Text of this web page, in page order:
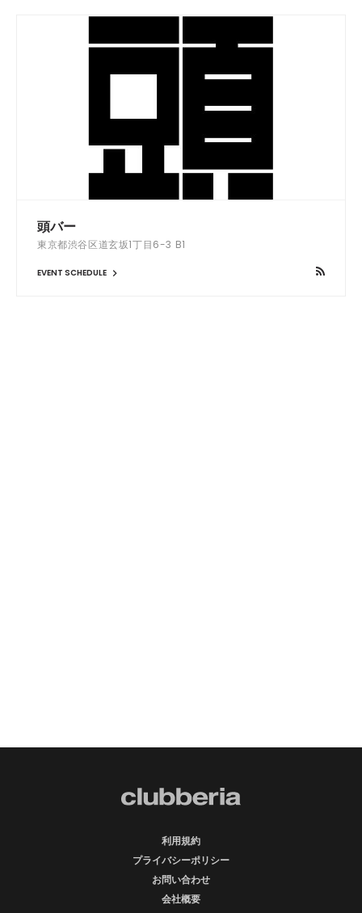
頭バー
東京都渋谷区道玄坂1丁目6-3 B1
EVENT SCHEDULE
利用規約
プライバシーポリシー
お問い合わせ
会社概要